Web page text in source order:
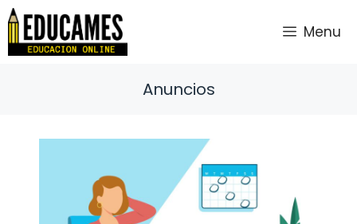
Saltar
contenido
Menu
Anuncios